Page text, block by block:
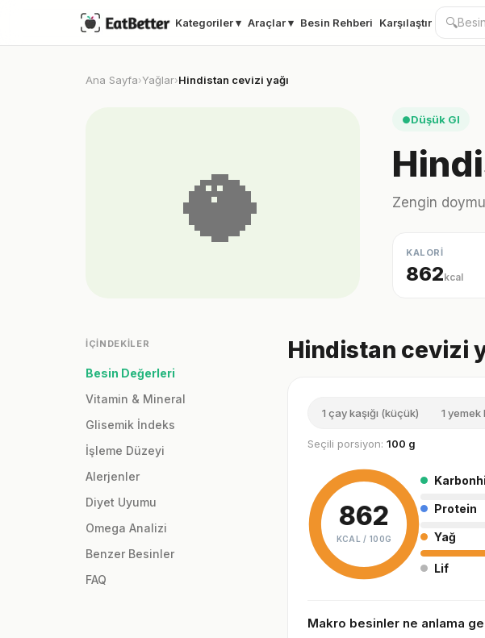
Kategoriler ▾ Araçlar ▾ Besin Rehberi Karşılaştır 🔍
Ana Sayfa›Yağlar›Hindistan cevizi yağı
🥥
●Düşük GI
Zengin
KALORİ
862kcal
İÇINDEKILER
Besin Değerleri
Vitamin & Mineral
Glisemik İndeks
İşleme Düzeyi
Alerjenler
Diyet Uyumu
Omega Analizi
Benzer Besinler
FAQ
Hindistan cevizi
1 çay kaşığı (küçük) 1 yemek
Seçili porsiyon: 100 g
862
KCAL / 100G
Protein
Yağ
Lif
Makro besinler ne anlama